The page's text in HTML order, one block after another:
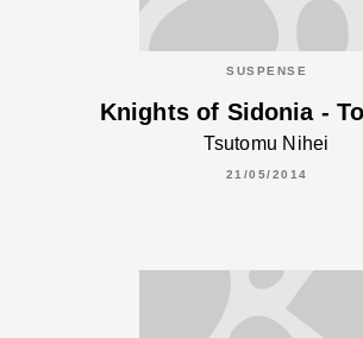
SUSPENSE
Knights of Sidonia -
Tsutomu Nihei
21/05/2014